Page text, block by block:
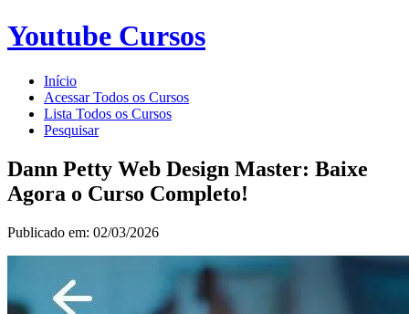
Youtube Cursos
Início
Acessar Todos os Cursos
Lista Todos os Cursos
Pesquisar
Dann Petty Web Design Master: Baixe
Agora o Curso Completo!
Publicado em: 02/03/2026